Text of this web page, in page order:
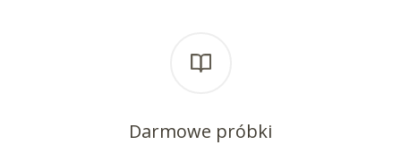
Darmowe próbki